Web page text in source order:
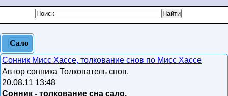
Сало
Сонник Мисс Хассе, толкование снов по Мисс Хассе
Автор сонника Толкователь снов.
20.08.11 13:48
Сонник - толкование сна сало.